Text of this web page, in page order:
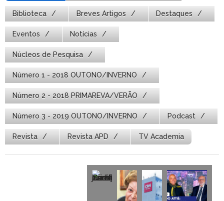
Biblioteca Breves Artigos Destaques
Eventos Notícias
Núcleos de Pesquisa
Número 1 - 2018 OUTONO/INVERNO
Número 2 - 2018 PRIMAREVA/VERÃO
Número 3 - 2019 OUTONO/INVERNO Podcast
Revista Revista APD TV Academia